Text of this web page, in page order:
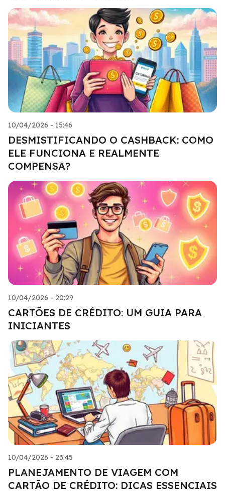
10/04/2026 - 15:46
DESMISTIFICANDO O CASHBACK: COMO
ELE FUNCIONA E REALMENTE
COMPENSA?
10/04/2026 - 20:29
CARTÕES DE CRÉDITO: UM GUIA PARA
INICIANTES
10/04/2026 - 23:45
PLANEJAMENTO DE VIAGEM COM
CARTÃO DE CRÉDITO: DICAS ESSENCIAIS